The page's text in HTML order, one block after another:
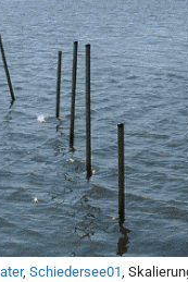
, Schiedersee01,